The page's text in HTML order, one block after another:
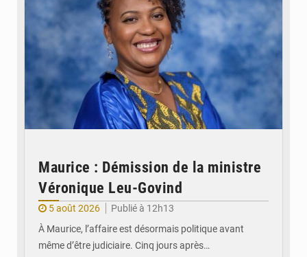
Maurice : Démission de la ministre
Véronique Leu-Govind
5 août 2026
Publié à 12h13
À Maurice, l’affaire est désormais politique avant
même d’être judiciaire. Cinq jours après…